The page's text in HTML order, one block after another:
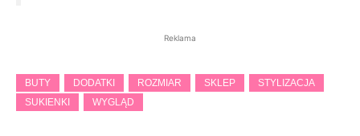
Reklama
BUTY DODATKI ROZMIAR SKLEP
STYLIZACJA
SUKIENKI
WYGLĄD